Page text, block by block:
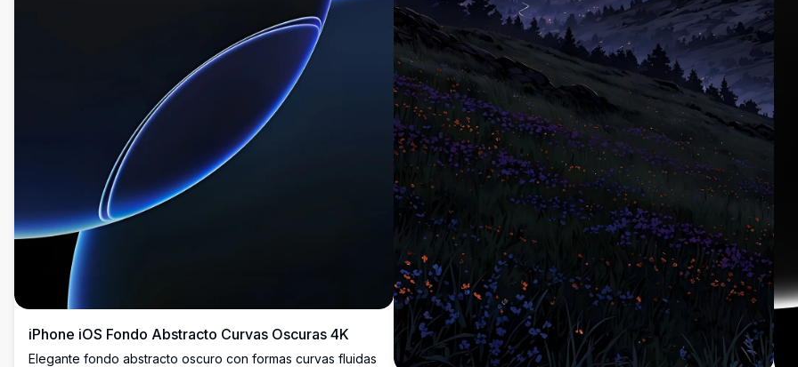
iPhone iOS Fondo Abstracto Curvas Oscuras 4K
Elegante fondo abstracto oscuro con formas curvas fluidas